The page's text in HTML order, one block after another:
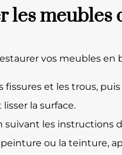
les meubles
vos meubles en
fissures et les trous,
la surface.
suivant les instructions
peinture ou la teinture,